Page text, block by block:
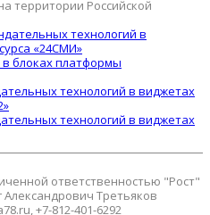
территории Российской
технологий в
«24СМИ»
блоках платформы
технологий в виджетах
технологий в виджетах
ответственностью "Рост"
Третьяков
+7-812-401-6292